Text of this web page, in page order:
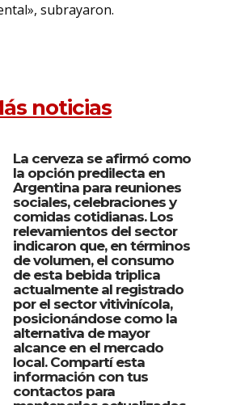
subrayaron.
noticias
La cerveza se afirmó como
la opción predilecta en
Argentina para reuniones
sociales, celebraciones y
comidas cotidianas. Los
relevamientos del sector
indicaron que, en términos
de volumen, el consumo
de esta bebida triplica
actualmente al registrado
por el sector vitivinícola,
posicionándose como la
alternativa de mayor
alcance en el mercado
local. Compartí esta
información con tus
contactos para